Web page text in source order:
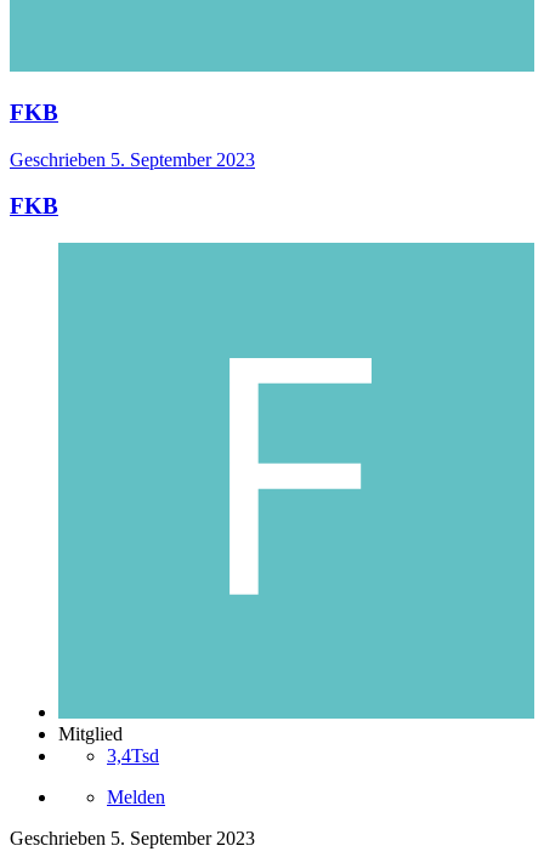
FKB
Geschrieben 5. September 2023
FKB
Mitglied
3,4Tsd
Melden
Geschrieben 5. September 2023